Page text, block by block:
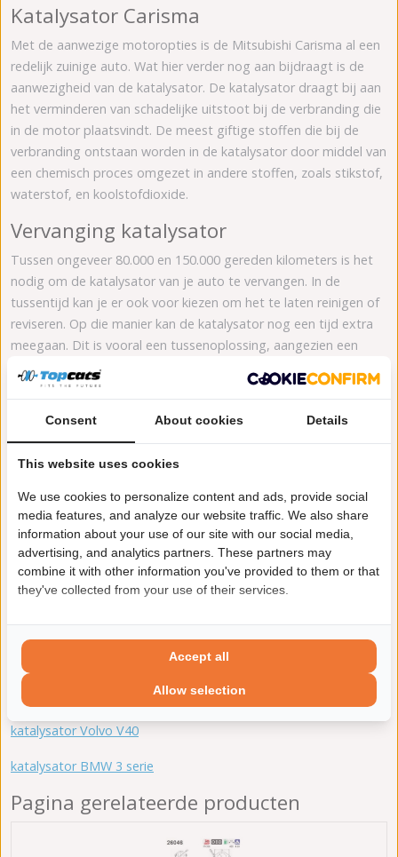
Katalysator Carisma
Met de aanwezige motoropties is de Mitsubishi Carisma al een
redelijk zuinige auto. Wat hier verder nog aan bijdraagt is de
aanwezigheid van de katalysator. De katalysator draagt bij aan
het verminderen van schadelijke uitstoot bij de verbranding die
in de motor plaatsvindt. De meest giftige stoffen die bij de
verbranding ontstaan worden in de katalysator door middel van
een chemisch proces omgezet in andere stoffen, zoals stikstof,
waterstof, en koolstofdioxide.
Vervanging katalysator
Tussen ongeveer 80.000 en 150.000 gereden kilometers is het
nodig om de katalysator van je auto te vervangen. In de
tussentijd kan je er ook voor kiezen om het te laten reinigen of
reviseren. Op die manier kan de katalysator nog een tijd extra
meegaan. Dit is vooral een tussenoplossing, aangezien een
katalysator op een bepaald punt wel aan vervanging toe is. Als
een katalysator niet meer goed werkt, dan is nemen de
uitlaatgassen van je auto meer schade toe aan het milieu. Door
ben je daardoor dubbel duurzaam bezig.
Prijs katalysator Mitsubishi Carisma
Op verschillende auto’s passen er eigenlijk altijd meerdere
verschillende katalysators. Vind hier alle mogelijke katalysator
Mitsubishi Carisma, of voer hierboven in de tool je kenteken in
om direct een overzicht te krijgen van de katalysators die op
jouw uitvoering passen.
katalysator Toyota Prius
katalysator Volvo V40
katalysator BMW 3 serie
Pagina gerelateerde producten
Consent About cookies Details
This website uses cookies
We use cookies to personalize content and ads, provide social
media features, and analyze our website traffic. We also share
information about your use of our site with our social media,
advertising, and analytics partners. These partners may
combine it with other information you've provided to them or that
they've collected from your use of their services.
Allow selection
Accept all